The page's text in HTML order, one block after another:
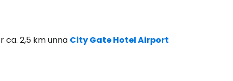
2,5 km unna City Gate Hotel Airport
med Facebook